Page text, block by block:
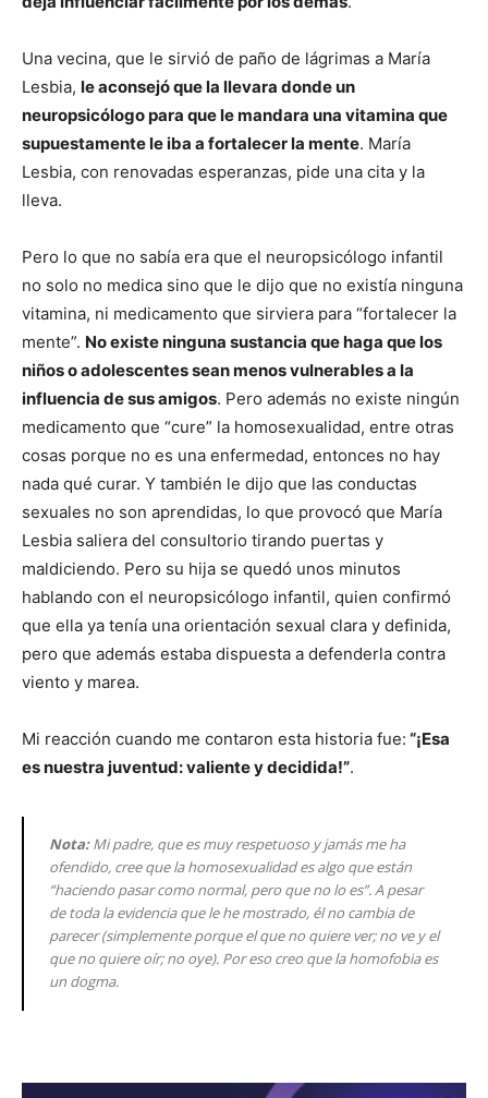
Una vecina, que le sirvió de paño de lágrimas a María
Lesbia, le aconsejó que la llevara donde un
neuropsicólogo para que le mandara una vitamina que
supuestamente le iba a fortalecer la mente. María
Lesbia, con renovadas esperanzas, pide una cita y la
lleva.
Pero lo que no sabía era que el neuropsicólogo infantil
no solo no medica sino que le dijo que no existía ninguna
vitamina, ni medicamento que sirviera para “fortalecer la
mente”. No existe ninguna sustancia que haga que los
niños o adolescentes sean menos vulnerables a la
influencia de sus amigos. Pero además no existe ningún
medicamento que “cure” la homosexualidad, entre otras
cosas porque no es una enfermedad, entonces no hay
nada qué curar. Y también le dijo que las conductas
sexuales no son aprendidas, lo que provocó que María
Lesbia saliera del consultorio tirando puertas y
maldiciendo. Pero su hija se quedó unos minutos
hablando con el neuropsicólogo infantil, quien confirmó
que ella ya tenía una orientación sexual clara y definida,
pero que además estaba dispuesta a defenderla contra
viento y marea.
Mi reacción cuando me contaron esta historia fue: “¡Esa
es nuestra juventud: valiente y decidida!”.
Nota:Mi padre, que es muy respetuoso y jamás me ha
ofendido, cree que la homosexualidad es algo que están
“haciendo pasar como normal, pero que no lo es”. A pesar
de toda la evidencia que le he mostrado, él no cambia de
parecer (simplemente porque el que no quiere ver; no ve y el
que no quiere oír; no oye). Por eso creo que la homofobia es
un dogma.